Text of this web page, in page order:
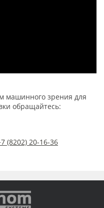
машинного зрения для
обращайтесь:
(8202) 20-16-36